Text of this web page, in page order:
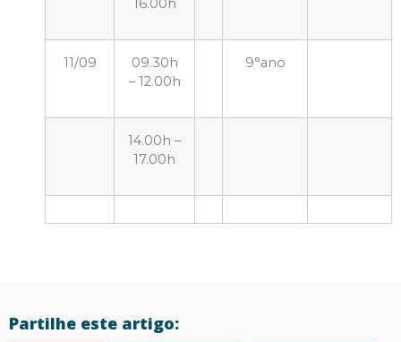
11/09
09.30h
– 12.00h
9°ano
14.00h –
17.00h
Partilhe este artigo: